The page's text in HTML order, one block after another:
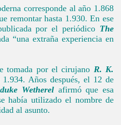
corresponde al año 1.868
remontar hasta 1.930. En ese
por el periódico The
“una extraña experiencia en
tomada por el cirujano R. K.
Años después, el 12 de
Wetherelafirmó que esa
había utilizado el nombre de
al asunto.